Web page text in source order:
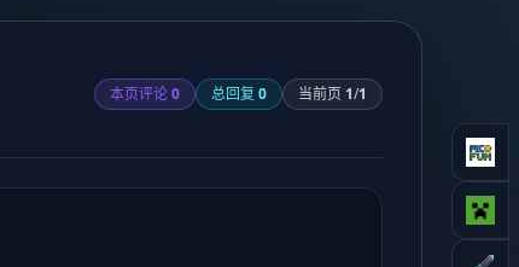
本页评论0 总回复 0 当前页 1/1